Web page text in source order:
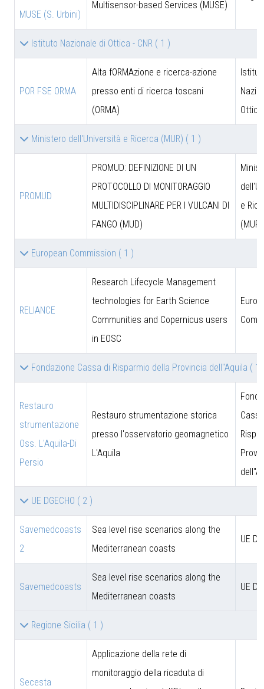
MUSE (S. Urbini)
Multisensor-based Services (MUSE)
Istituto Nazionale di Ottica - CNR ( 1 )
POR FSE ORMA
Alta fORMAzione e ricerca-azione
presso enti di ricerca toscani
(ORMA)
Ottica
Ministero dell'Università e Ricerca (MUR) ( 1 )
PROMUD
PROMUD: DEFINIZIONE DI UN
PROTOCOLLO DI MONITORAGGIO
MULTIDISCIPLINARE PER I VULCANI DI
FANGO (MUD)
e
(MUR)
European Commission ( 1 )
RELIANCE
Research Lifecycle Management
technologies for Earth Science
Communities and Copernicus users
in EOSC
Fondazione Cassa di Risparmio della Provincia dell''Aquila ( 1
Restauro
strumentazione
Oss. L'Aquila-Di
Persio
Restauro strumentazione storica
presso l'osservatorio geomagnetico
L'Aquila
UE DGECHO ( 2 )
Savemedcoasts
2
Sea level rise scenarios along the
Mediterranean coasts
UE
Savemedcoasts
Sea level rise scenarios along the
Mediterranean coasts
UE
Regione Sicilia ( 1 )
Secesta
Applicazione della rete di
monitoraggio della ricaduta di